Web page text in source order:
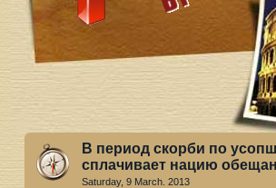
В период скорби по
сплачивает нацию
Saturday, 9 March. 2013